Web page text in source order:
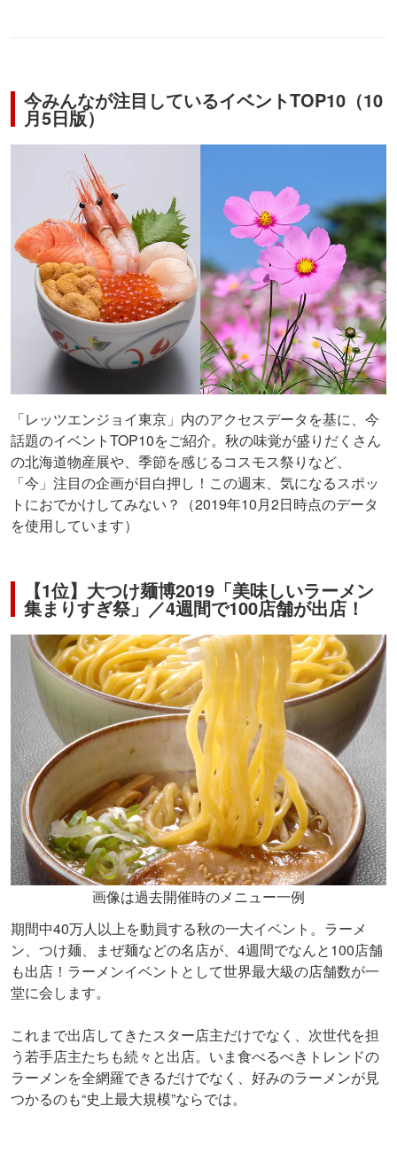
今みんなが注目しているイベントTOP10（10
月5日版）
「レッツエンジョイ東京」内のアクセスデータを基に、今
話題のイベントTOP10をご紹介。秋の味覚が盛りだくさん
の北海道物産展や、季節を感じるコスモス祭りなど、
「今」注目の企画が目白押し！この週末、気になるスポッ
トにおでかけしてみない？（2019年10月2日時点のデータ
を使用しています）
【1位】大つけ麺博2019「美味しいラーメン
集まりすぎ祭」／4週間で100店舗が出店！
画像は過去開催時のメニュー一例
期間中40万人以上を動員する秋の一大イベント。ラーメ
ン、つけ麺、まぜ麺などの名店が、4週間でなんと100店舗
も出店！ラーメンイベントとして世界最大級の店舗数が一
堂に会します。
これまで出店してきたスター店主だけでなく、次世代を担
う若手店主たちも続々と出店。いま食べるべきトレンドの
ラーメンを全網羅できるだけでなく、好みのラーメンが見
つかるのも“史上最大規模”ならでは。